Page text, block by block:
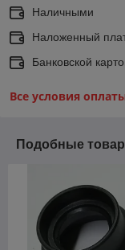
Наличными
Наложенный
Банковской
Все условия
Подобные